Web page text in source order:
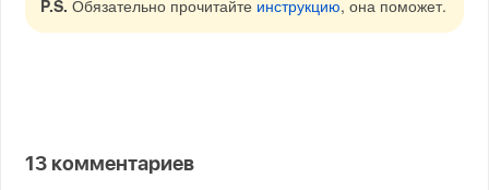
P.S. Обязательно прочитайте инструкцию, она поможет.
13 комментариев